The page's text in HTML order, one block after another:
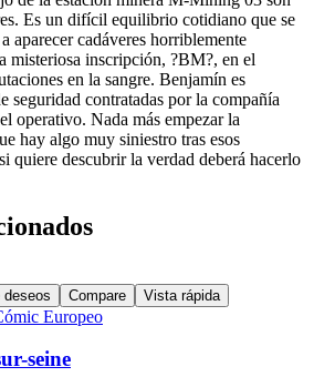
Es un difícil equilibrio cotidiano que se
aparecer cadáveres horriblemente
misteriosa inscripción, ?BM?, en el
en la sangre. Benjamín es
seguridad contratadas por la compañía
operativo. Nada más empezar la
hay algo muy siniestro tras esos
quiere descubrir la verdad deberá hacerlo
Compare Vista rápida
Europeo
seine